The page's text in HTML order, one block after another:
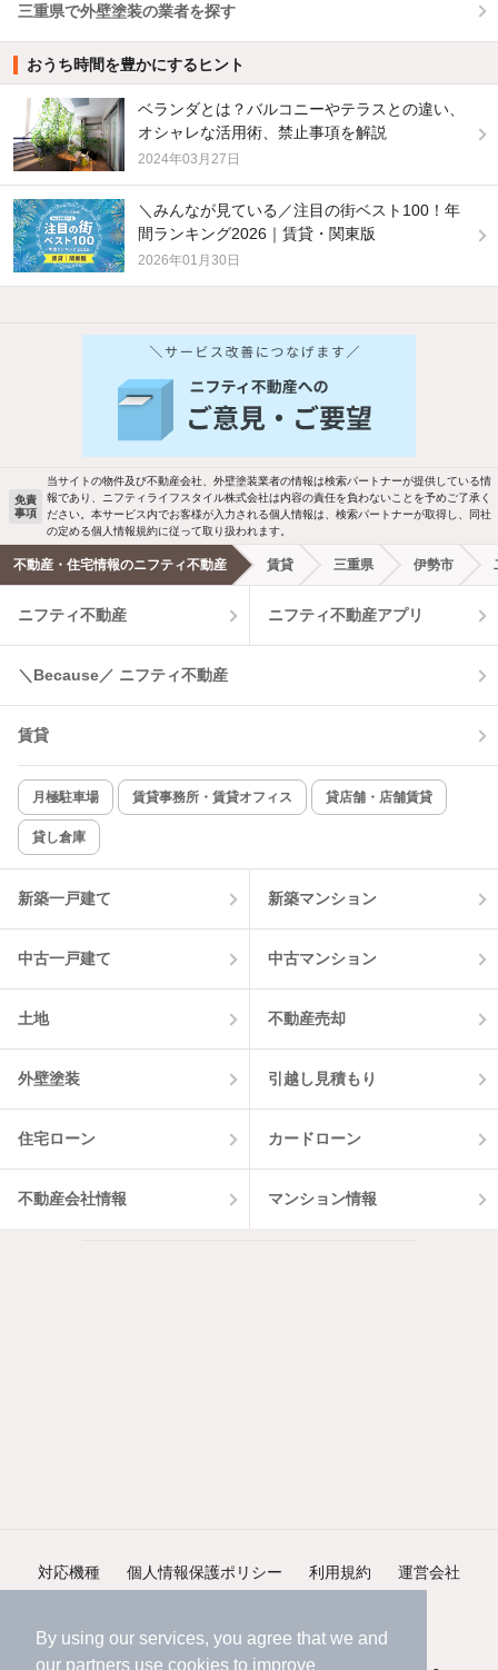
By using our services, you agree that we and
our partners use cookies to improve
三重県で外壁塗装の業者を探す
おうち時間を豊かにするヒント
ベランダとは？バルコニーやテラスとの違い、
オシャレな活用術、禁止事項を解説
2024年03月27日
＼みんなが見ている／注目の街ベスト100！年
間ランキング2026｜賃貸・関東版
2026年01月30日
他の人はこんな条件で絞り込んでいます！
バス・トイレ別 2階以上
洗濯機置場あり 独立洗面台
エアコンあり 都市ガス
温水洗浄便座 オートロック
コンロ2口以上
新着のみ インターネット無料
該当件数:
物件一覧に反映
免責
事項
当サイトの物件及び不動産会社、外壁塗装業者の情報は検索パートナーが提供している情
報であり、ニフティライフスタイル株式会社は内容の責任を負わないことを予めご了承く
ださい。本サービス内でお客様が入力される個人情報は、検索パートナーが取得し、同社
の定める個人情報規約に従って取り扱われます。
不動産・住宅情報のニフティ不動産 賃貸 三重県 伊勢市
ニフティ不動産 ニフティ不動産アプリ
＼Because／ ニフティ不動産
賃貸
月極駐車場 賃貸事務所・賃貸オフィス 貸店舗・店舗賃貸
貸し倉庫
新築一戸建て 新築マンション
中古一戸建て 中古マンション
土地 不動産売却
外壁塗装 引越し見積もり
住宅ローン カードローン
不動産会社情報 マンション情報
対応機種 個人情報保護ポリシー 利用規約 運営会社